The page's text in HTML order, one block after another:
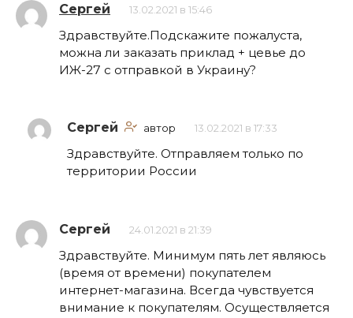
Сергей 13.02.2021 в 15:46
Здравствуйте.Подскажите пожалуста,
можна ли заказать приклад + цевье до
ИЖ-27 с отправкой в Украину?
Сергей автор 13.02.2021 в 17:33
Здравствуйте. Отправляем только по
территории России
Сергей 24.01.2021 в 21:39
Здравствуйте. Минимум пять лет являюсь
(время от времени) покупателем
интернет-магазина. Всегда чувствуется
внимание к покупателям. Осуществляется